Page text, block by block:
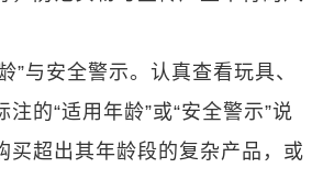
”与安全警示。认真查看玩具、
的“适用年龄”或“安全警示”说
买超出其年龄段的复杂产品，或